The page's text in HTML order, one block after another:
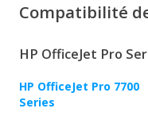
Compatibilité
HP OfficeJet Pro
HP OfficeJet Pro 7700
Series